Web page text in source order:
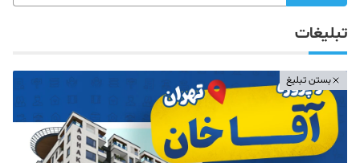
تبلیغات
بستن تبلیغ